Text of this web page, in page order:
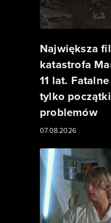
Największa
katastrofa
11 lat.
tylko
problemów
07.08.2026